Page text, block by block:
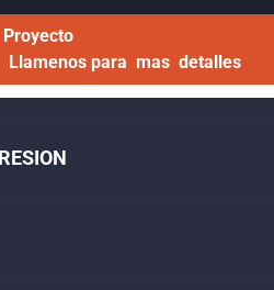
Llamenos para mas detalles